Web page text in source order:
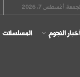
أغسطس 7, 2026
أخبار النجوم المسلسلات